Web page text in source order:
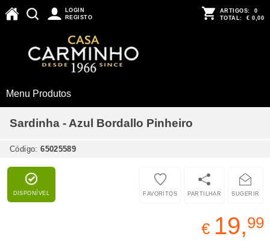
LOGIN
REGISTO
ARTIGOS: 0
TOTAL: € 0,00
Menu Produtos
Sardinha - Azul Bordallo Pinheiro
Código:65025589
DISPONÍVEL SUGERIR
PARTILHAR
FAVORITOS
€ 19,99